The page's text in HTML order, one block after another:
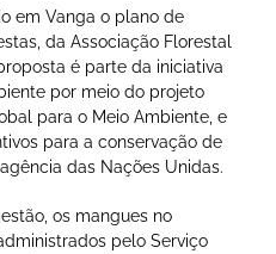
em Vanga o plano de
da Associação Florestal
é parte da iniciativa
por meio do projeto
para o Meio Ambiente, e
para a conservação de
das Nações Unidas.
os mangues no
pelo Serviço